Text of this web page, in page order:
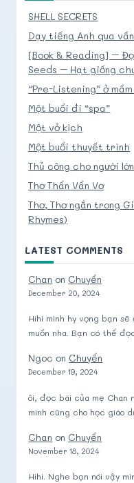
SHELL SECRETS
Dạy tiếng Anh qua
[Book & Reading] –
Seeds – Hạt giống
“Pre-Listening” ở mầm
Một buổi đi “spa”
Một vở kịch
Một buổi thuyết trình
Thủ công cho người lớn
Thơ Thẩn Vẩn Vơ
Thơ, Thơ ngắn trong
Rhymes)
LATEST COMMENTS
Chan on Chuyển
December 20, 2024
Hihi mình hy vọng bạn
muốn nha. Bạn có thể
Ngoc on Chuyển
December 19, 2024
ôi, đọc bài của mẹ Chan
mình cũng cho học giáo
Chan on Chuyển
November 18, 2024
Hihi. Nghe bạn nói vậy